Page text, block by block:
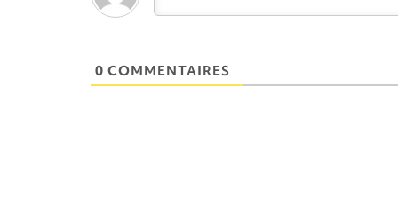
0 COMMENTAIRES